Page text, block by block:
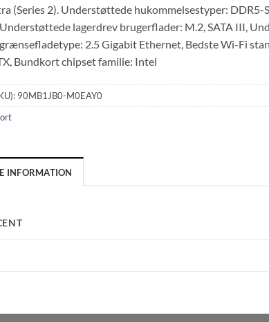
(Series 2). Understøttede hukommelsestyper:
lagerdrev brugerflader: M.2, SATA III,
2.5 Gigabit Ethernet, Bedste Wi-Fi
Bundkort chipset familie: Intel
90MB1JB0-M0EAY0
INFORMATION